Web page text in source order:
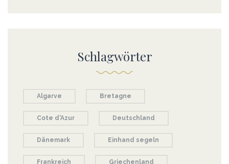
Schlagwörter
Algarve Bretagne
Cote d'Azur Deutschland
Dänemark Einhand segeln
Frankreich Griechenland